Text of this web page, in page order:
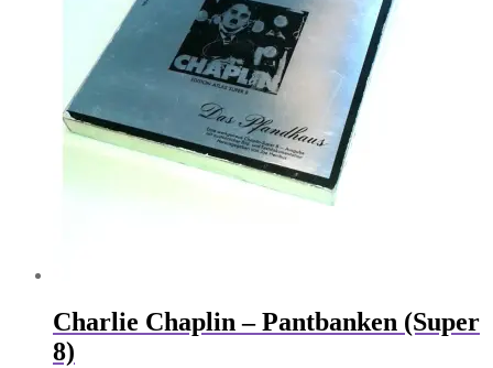
Charlie Chaplin – Pantbanken (Super
8)